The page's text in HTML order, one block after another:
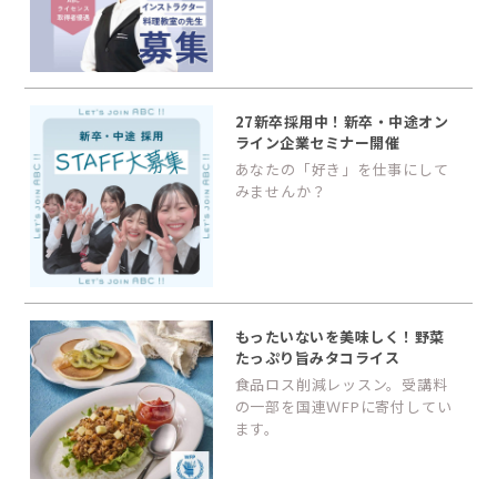
27新卒採用中！新卒・中途オン
ライン企業セミナー開催
あなたの「好き」を仕事にして
みませんか？
もったいないを美味しく！野菜
たっぷり旨みタコライス
食品ロス削減レッスン。受講料
の一部を国連ＷFPに寄付してい
ます。